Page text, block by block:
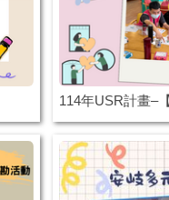
114年USR計畫–